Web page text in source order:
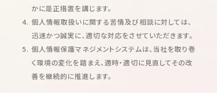
かに是正措置を講じます。
個人情報取扱いに関する苦情及び相談に対しては、
迅速かつ誠実に、適切な対応をさせていただきます。
個人情報保護マネジメントシステムは、当社を取り巻
く環境の変化を踏まえ、適時・適切に見直してその改
善を継続的に推進します。